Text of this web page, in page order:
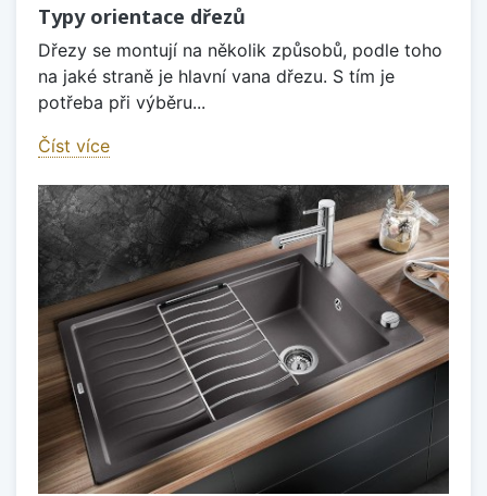
Typy orientace dřezů
Dřezy se montují na několik způsobů, podle toho
na jaké straně je hlavní vana dřezu. S tím je
potřeba při výběru...
Číst více